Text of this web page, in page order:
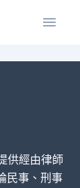
供經由律師
民事、刑事